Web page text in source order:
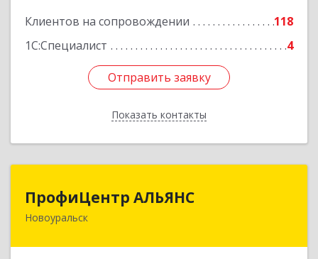
Клиентов на сопровождении
118
1С:Специалист
4
Отправить заявку
Показать контакты
Отправить заявку
Назад
ПрофиЦентр АЛЬЯНС
Новоуральск
624133, Свердловская обл, Новоуральск г, Льва